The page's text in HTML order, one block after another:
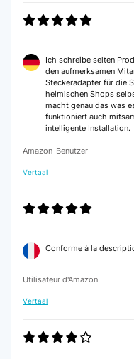
Ich schreibe selten
den aufmerksamen
Steckeradapter für die
heimischen Shops
macht genau das was
funktioniert auch
intelligente Installation.
Amazon-Benutzer
Vertaal
Conforme à la
Utilisateur d'Amazon
Vertaal